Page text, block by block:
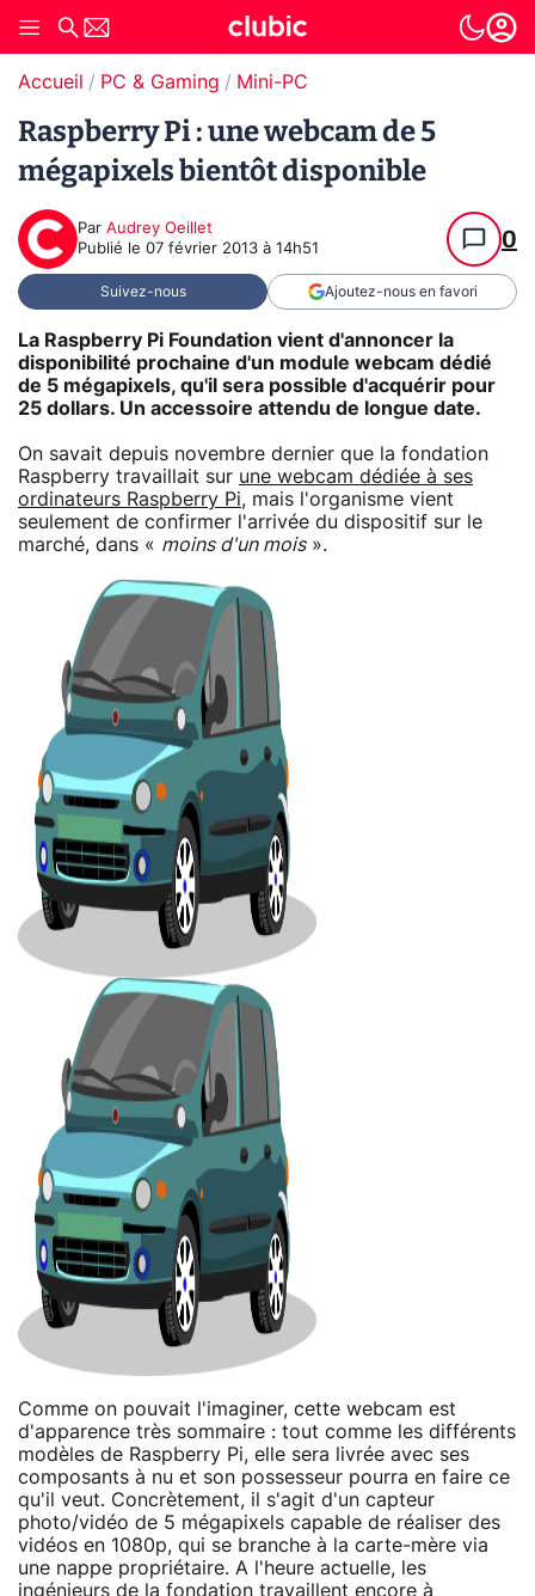
Accueil PC & Gaming Mini-PC
Raspberry Pi : une webcam de 5
mégapixels bientôt disponible
Par Audrey Oeillet
Publié le 07 février 2013 à 14h51 0
Suivez-nous Ajoutez-nous en favori
La Raspberry Pi Foundation vient d'annoncer la
disponibilité prochaine d'un module webcam dédié
de 5 mégapixels, qu'il sera possible d'acquérir pour
25 dollars. Un accessoire attendu de longue date.
On savait depuis novembre dernier que la fondation
Raspberry travaillait sur une webcam dédiée à ses
ordinateurs Raspberry Pi, mais l'organisme vient
seulement de confirmer l'arrivée du dispositif sur le
marché, dans « moins d'un mois».
Comme on pouvait l'imaginer, cette webcam est
d'apparence très sommaire : tout comme les différents
modèles de Raspberry Pi, elle sera livrée avec ses
composants à nu et son possesseur pourra en faire ce
qu'il veut. Concrètement, il s'agit d'un capteur
photo/vidéo de 5 mégapixels capable de réaliser des
vidéos en 1080p, qui se branche à la carte-mère via
une nappe propriétaire. A l'heure actuelle, les
ingénieurs de la fondation travaillent encore à